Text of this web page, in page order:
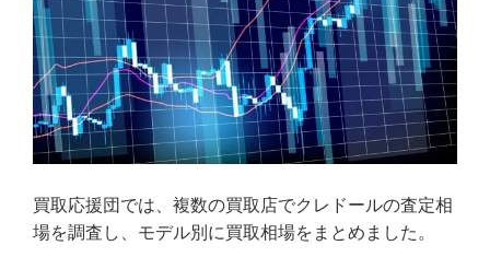
買取応援団では、複数の買取店でクレドールの査定相
場を調査し、モデル別に買取相場をまとめました。